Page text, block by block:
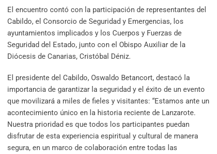
El encuentro contó con la participación de representantes del
Cabildo, el Consorcio de Seguridad y Emergencias, los
ayuntamientos implicados y los Cuerpos y Fuerzas de
Seguridad del Estado, junto con el Obispo Auxiliar de la
Diócesis de Canarias, Cristóbal Déniz.
El presidente del Cabildo, Oswaldo Betancort, destacó la
importancia de garantizar la seguridad y el éxito de un evento
que movilizará a miles de fieles y visitantes: “Estamos ante un
acontecimiento único en la historia reciente de Lanzarote.
Nuestra prioridad es que todos los participantes puedan
disfrutar de esta experiencia espiritual y cultural de manera
segura, en un marco de colaboración entre todas las